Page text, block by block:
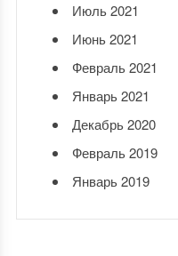
Июль 2021
Июнь 2021
Февраль 2021
Январь 2021
Декабрь 2020
Февраль 2019
Январь 2019